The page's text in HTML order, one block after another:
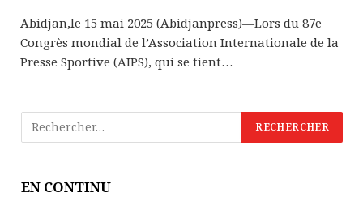
Abidjan,le 15 mai 2025 (Abidjanpress)—Lors du 87e
Congrès mondial de l’Association Internationale de la
Presse Sportive (AIPS), qui se tient…
EN CONTINU